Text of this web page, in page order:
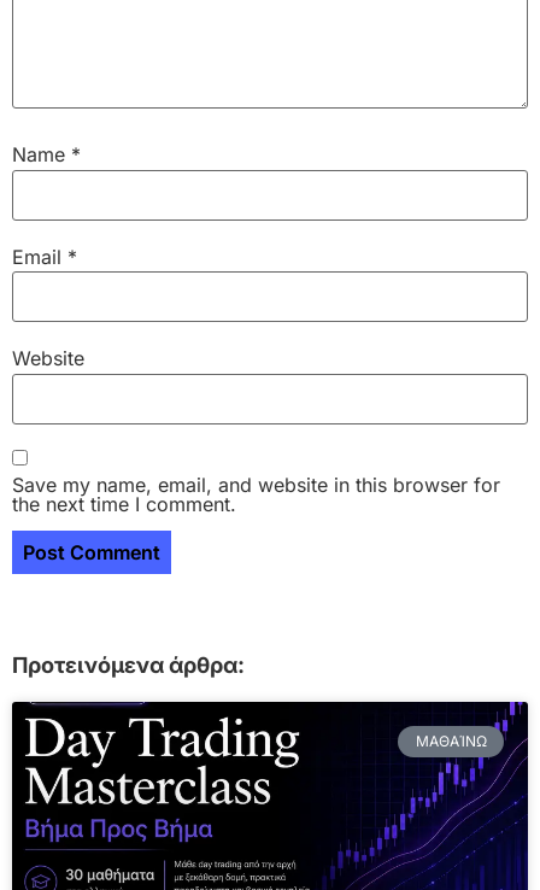
Name *
Email *
Website
Save my name, email, and website in this browser for
the next time I comment.
Προτεινόμενα άρθρα:
ΜΑΘΑΊΝΩ